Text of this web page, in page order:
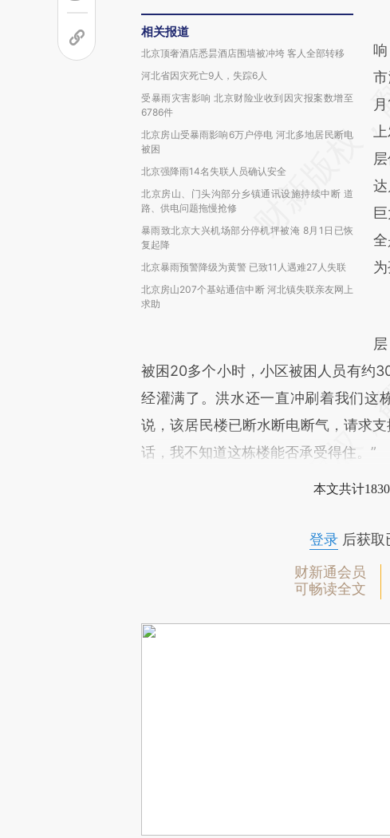
相关报道
北京顶奢酒店悉昙酒店围墙被冲垮 客人全部转移
河北省因灾死亡9人，失踪6人
受暴雨灾害影响 北京财险业收到因灾报案数增至
6786件
北京房山受暴雨影响6万户停电 河北多地居民断电
被困
北京强降雨14名失联人员确认安全
北京房山、门头沟部分乡镇通讯设施持续中断 道
路、供电问题拖慢抢修
暴雨致北京大兴机场部分停机坪被淹 8月1日已恢
复起降
北京暴雨预警降级为黄警 已致11人遇难27人失联
北京房山207个基站通信中断 河北镇失联亲友网上
求助
被困20多个小时，小区被困人员有约
经灌满了。洪水还一直冲刷着我们这
说，该居民楼已断水断电断气，请求
话，我不知道这栋楼能否承受得住。”
本文共计
登录后获取
财新通会员
可畅读全文